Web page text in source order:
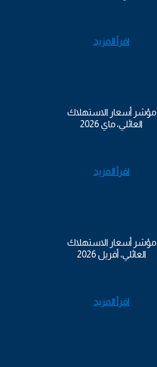
اقرأ المزيد
مؤشر أسعار الاستهلاك
العائلي، ماي 2026
اقرأ المزيد
مؤشر أسعار الاستهلاك
العائلي، أفريل 2026
اقرأ المزيد